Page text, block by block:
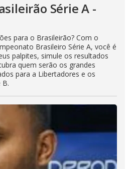
Série A -
para o Brasileirão? Com o
Brasileiro Série A, você é
palpites, simule os resultados
quem serão os grandes
para a Libertadores e os
B.